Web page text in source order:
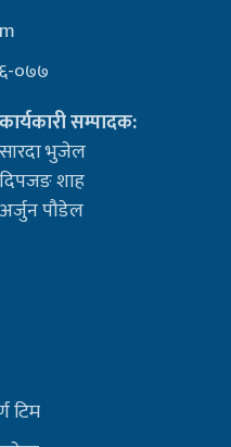
०७७
कार्यकारी सम्पादक:
सारदा भुजेल
दिपजङ शाह
अर्जुन पौडेल
टिम